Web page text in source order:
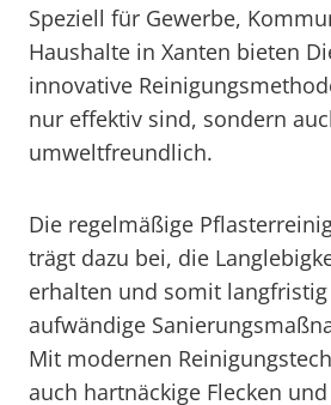
Speziell für Gewerbe,
Haushalte in Xanten bieten
innovative
nur effektiv sind, sondern
umweltfreundlich.
Die regelmäßige
trägt dazu bei, die
erhalten und somit
aufwändige
Mit modernen
auch hartnäckige Flecken und